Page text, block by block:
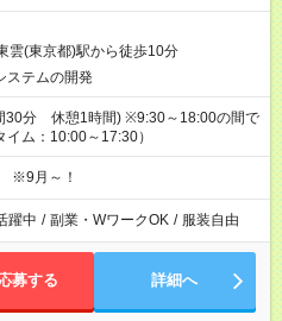
雲(東京都)駅から徒歩10分
ステムの開発
30分 休憩1時間) ※9:30～18:00の間で
ム：10:00～17:30）
※9月～！
躍中 / 副業・WワークOK / 服装自由
募する 詳細へ